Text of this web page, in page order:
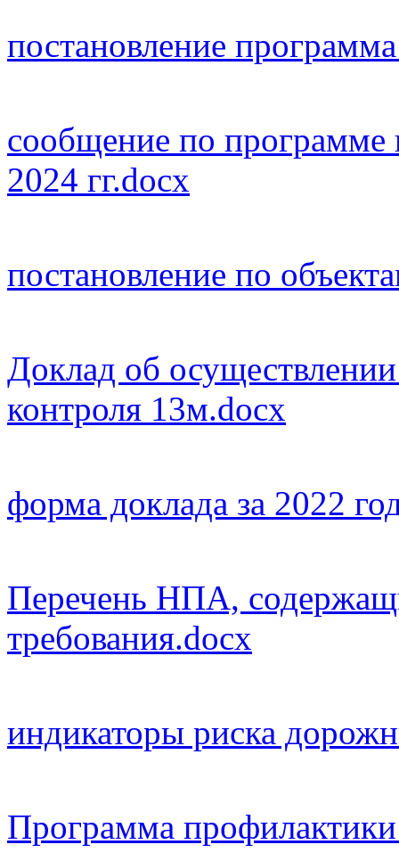
постановление
сообщение по программе
2024 гг.docx
постановление по
Доклад об
контроля 13м.docx
форма доклада за 2022
Перечень НПА,
требования.docx
индикаторы риска
Программа